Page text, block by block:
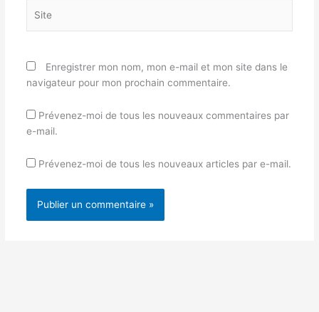
Enregistrer mon nom, mon e-mail et mon site dans le
navigateur pour mon prochain commentaire.
Prévenez-moi de tous les nouveaux commentaires par
e-mail.
Prévenez-moi de tous les nouveaux articles par e-mail.